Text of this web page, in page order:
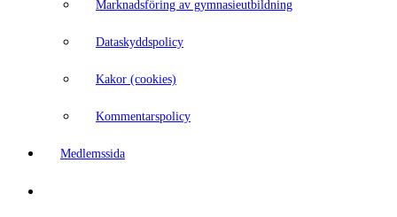
Marknadsföring av gymnasieutbildning
Dataskyddspolicy
Kakor (cookies)
Kommentarspolicy
Medlemssida